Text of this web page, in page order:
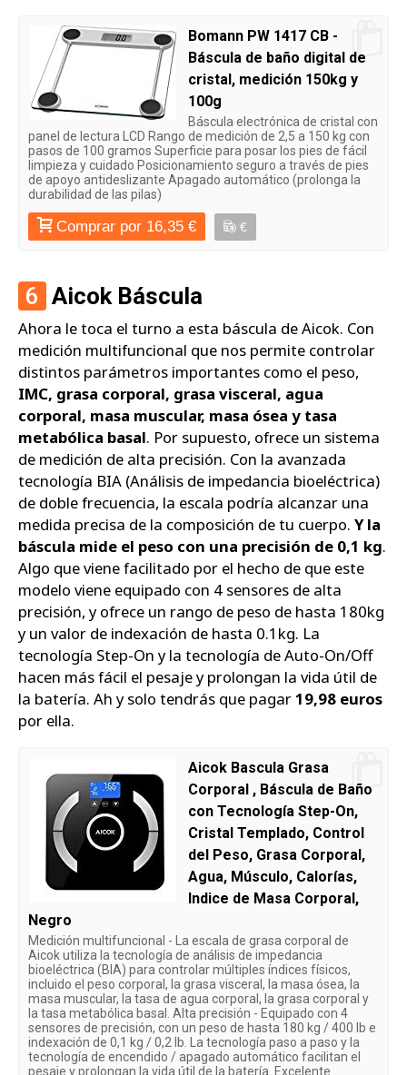
Bomann PW 1417 CB -
Báscula de baño digital de
cristal, medición 150kg y
100g
Báscula electrónica de cristal con
panel de lectura LCD Rango de medición de 2,5 a 150 kg con
pasos de 100 gramos Superficie para posar los pies de fácil
limpieza y cuidado Posicionamiento seguro a través de pies
de apoyo antideslizante Apagado automático (prolonga la
durabilidad de las pilas)
Comprar por 16,35 € €
6 Aicok Báscula
Ahora le toca el turno a esta báscula de Aicok. Con
medición multifuncional que nos permite controlar
distintos parámetros importantes como el peso,
IMC, grasa corporal, grasa visceral, agua
corporal, masa muscular, masa ósea y tasa
metabólica basal. Por supuesto, ofrece un sistema
de medición de alta precisión. Con la avanzada
tecnología BIA (Análisis de impedancia bioeléctrica)
de doble frecuencia, la escala podría alcanzar una
medida precisa de la composición de tu cuerpo. Y la
báscula mide el peso con una precisión de 0,1 kg.
Algo que viene facilitado por el hecho de que este
modelo viene equipado con 4 sensores de alta
precisión, y ofrece un rango de peso de hasta 180kg
y un valor de indexación de hasta 0.1kg. La
tecnología Step-On y la tecnología de Auto-On/Off
hacen más fácil el pesaje y prolongan la vida útil de
la batería. Ah y solo tendrás que pagar19,98 euros
por ella.
Aicok Bascula Grasa
Corporal , Báscula de Baño
con Tecnología Step-On,
Cristal Templado, Control
del Peso, Grasa Corporal,
Agua, Músculo, Calorías,
Indice de Masa Corporal,
Negro
Medición multifuncional - La escala de grasa corporal de
Aicok utiliza la tecnología de análisis de impedancia
bioeléctrica (BIA) para controlar múltiples índices físicos,
incluido el peso corporal, la grasa visceral, la masa ósea, la
masa muscular, la tasa de agua corporal, la grasa corporal y
la tasa metabólica basal. Alta precisión - Equipado con 4
sensores de precisión, con un peso de hasta 180 kg / 400 lb e
indexación de 0,1 kg / 0,2 lb. La tecnología paso a paso y la
tecnología de encendido / apagado automático facilitan el
pesaje y prolongan la vida útil de la batería. Excelente